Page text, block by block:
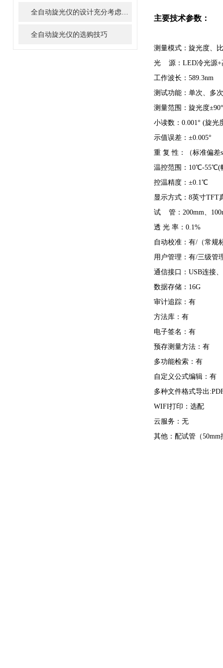
全自动旋光仪的选购技巧
主要技术参数 ：
测量模式：旋光度、
光 源：LED冷光源+
工作波长：589.3nm
测试功能：单次、多
测量范围：旋光度
小读数：0.001° (旋光
示值误差：±0.005°
重 复 性：（标准偏差
温控范围：10℃-55℃(
控温精度：±0.1℃
显示方式：8英寸TFT
试 管：200mm、
透 光 率：0.1%
自动校准：有/（常规
用户管理：有/三级管
通信接口：USB连接
数据存储：16G
审计追踪：有
方法库：有
电子签名：有
预存测量方法：有
多功能检索：有
自定义公式编辑：有
多种文件格式导出
WIFI打印：选配
云服务：无
其他：配试管（